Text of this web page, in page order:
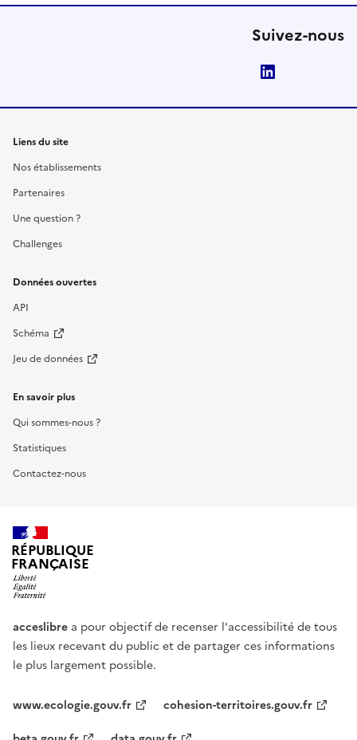
Suivez-nous
Liens du site
Nos établissements
Partenaires
Une question ?
Challenges
Données ouvertes
API
Schéma
Jeu de données
En savoir plus
Qui sommes-nous ?
Statistiques
Contactez-nous
RÉPUBLIQUE
FRANÇAISE
acceslibre a pour objectif de recenser l'accessibilité de tous
les lieux recevant du public et de partager ces informations
le plus largement possible.
www.ecologie.gouv.fr
cohesion-territoires.gouv.fr